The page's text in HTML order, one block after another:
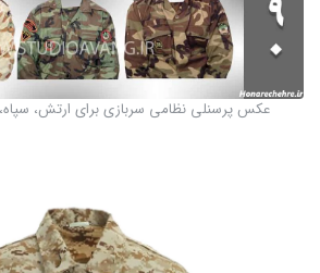
عکس پرسنلی نظامی سربازی برای ارتش،